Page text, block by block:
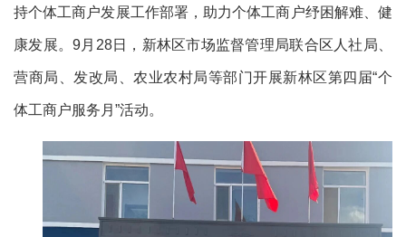
持个体工商户发展工作部署，助力个体工商户纾困解难、健
康发展。9月28日，新林区市场监督管理局联合区人社局、
营商局、发改局、农业农村局等部门开展新林区第四届“个
体工商户服务月”活动。